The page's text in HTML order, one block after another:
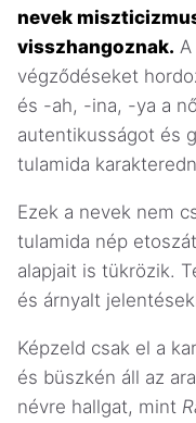
nevek
visszhangoznak.
végződéseket
és -ah, -ina, -ya a
autentikusságot és
tulamida
Ezek a nevek nem
tulamida nép
alapjait is tükrözik.
és árnyalt
Képzeld csak el a
és büszkén áll az
névre hallgat, mint